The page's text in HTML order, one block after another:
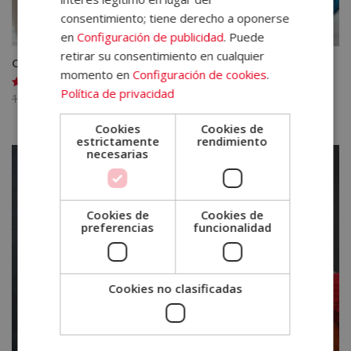
Certificación Experto en Psicología Holística
Valorado
con
1.580,00
El
precio
original
1.580,00€.
395,00 €El
precio
actual
es:
395,00€.
consentimiento; tiene derecho a oponerse
enConfiguración de publicidad. Puede
retirar su consentimiento en cualquier
momento enConfiguración de cookies.
Política de privacidad
Cookies
estrictamente
necesarias
Cookies de
rendimiento
Cookies de
preferencias
Cookies de
funcionalidad
Cookies no clasificadas